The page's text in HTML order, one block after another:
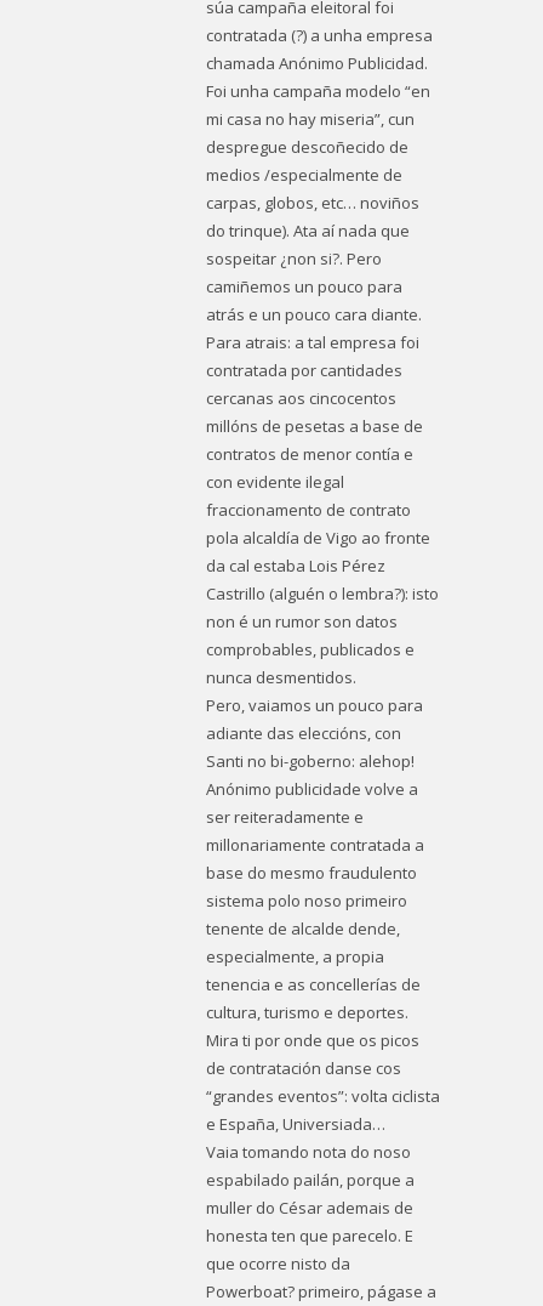
súa campaña eleitoral foi
contratada (?) a unha empresa
chamada Anónimo Publicidad.
Foi unha campaña modelo “en
mi casa no hay miseria”, cun
despregue descoñecido de
medios /especialmente de
carpas, globos, etc… noviños
do trinque). Ata aí nada que
sospeitar ¿non si?. Pero
camiñemos un pouco para
atrás e un pouco cara diante.
Para atrais: a tal empresa foi
contratada por cantidades
cercanas aos cincocentos
millóns de pesetas a base de
contratos de menor contía e
con evidente ilegal
fraccionamento de contrato
pola alcaldía de Vigo ao fronte
da cal estaba Lois Pérez
Castrillo (alguén o lembra?): isto
non é un rumor son datos
comprobables, publicados e
nunca desmentidos.
Pero, vaiamos un pouco para
adiante das eleccións, con
Santi no bi-goberno: alehop!
Anónimo publicidade volve a
ser reiteradamente e
millonariamente contratada a
base do mesmo fraudulento
sistema polo noso primeiro
tenente de alcalde dende,
especialmente, a propia
tenencia e as concellerías de
cultura, turismo e deportes.
Mira ti por onde que os picos
de contratación danse cos
“grandes eventos”: volta ciclista
e España, Universiada…
Vaia tomando nota do noso
espabilado pailán, porque a
muller do César ademais de
honesta ten que parecelo. E
que ocorre nisto da
Powerboat? primeiro, págase a